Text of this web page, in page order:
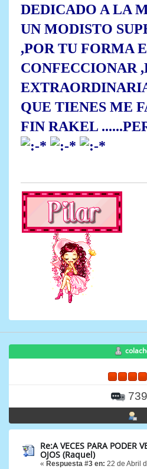
DEDICADO A LA
UN MODISTO
,POR TU FORMA
CONFECCIONAR
QUE TIENES ME
FIN RAKEL
Re:A VECES PARA PODER
OJOS (Raquel)
« Respuesta #3 en: 22 de Abril